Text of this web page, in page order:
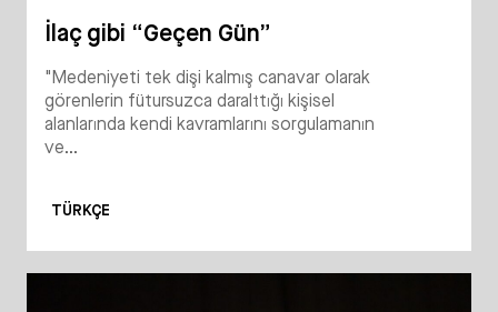
İlaç gibi “Geçen Gün”
"Medeniyeti tek dişi kalmış canavar olarak
görenlerin fütursuzca daralttığı kişisel
alanlarında kendi kavramlarını sorgulamanın
ve...
TÜRKÇE